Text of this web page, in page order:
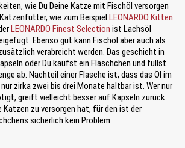
wie Du Deine Katze mit Fischöl versorgen
wie zum Beispiel LEONARDO Kitten
LEONARDO Finest Selection ist Lachsöl
Ebenso gut kann Fischöl aber auch als
verabreicht werden. Das geschieht in
oder Du kaufst ein Fläschchen und füllst
ab. Nachteil einer Flasche ist, dass das Öl im
zirka zwei bis drei Monate haltbar ist. Wer nur
greift vielleicht besser auf Kapseln zurück.
Katzen zu versorgen hat, für den ist der
sicherlich kein Problem.